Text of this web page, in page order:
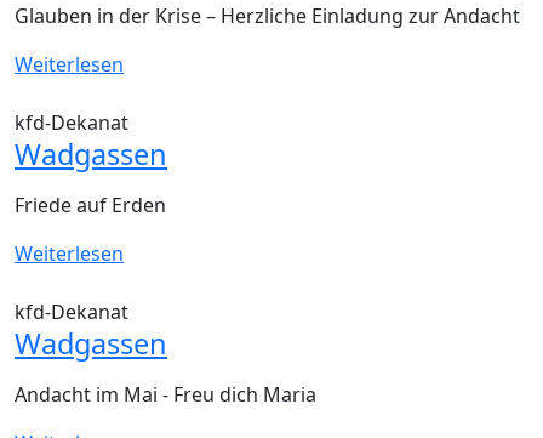
Glauben in der Krise – Herzliche Einladung zur Andacht
Weiterlesen
kfd-Dekanat
Wadgassen
Friede auf Erden
Weiterlesen
kfd-Dekanat
Wadgassen
Andacht im Mai - Freu dich Maria